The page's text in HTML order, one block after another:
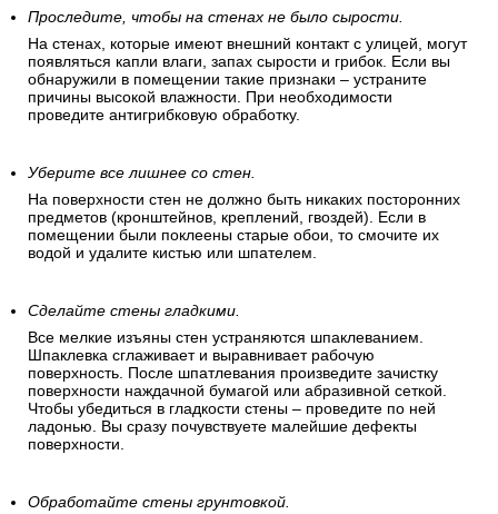
Проследите, чтобы на стенах не было сырости.
На стенах, которые имеют внешний контакт с улицей, могут
появляться капли влаги, запах сырости и грибок. Если вы
обнаружили в помещении такие признаки – устраните
причины высокой влажности. При необходимости
проведите антигрибковую обработку.
Уберите все лишнее со стен.
На поверхности стен не должно быть никаких посторонних
предметов (кронштейнов, креплений, гвоздей). Если в
помещении были поклеены старые обои, то смочите их
водой и удалите кистью или шпателем.
Сделайте стены гладкими.
Все мелкие изъяны стен устраняются шпаклеванием.
Шпаклевка сглаживает и выравнивает рабочую
поверхность. После шпатлевания произведите зачистку
поверхности наждачной бумагой или абразивной сеткой.
Чтобы убедиться в гладкости стены – проведите по ней
ладонью. Вы сразу почувствуете малейшие дефекты
поверхности.
Обработайте стены грунтовкой.